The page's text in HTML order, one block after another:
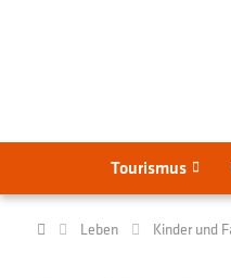
Tourismus
Leben Kinder und